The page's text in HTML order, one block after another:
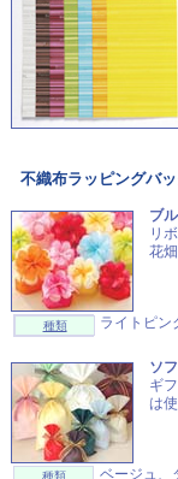
不織布ラッピングバ
ブ
リ
花
種類 ライトピン
ソ
ギ
は
種類 ベージュ、